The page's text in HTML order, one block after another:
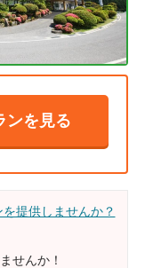
ンを見る
提供しませんか？
せんか！